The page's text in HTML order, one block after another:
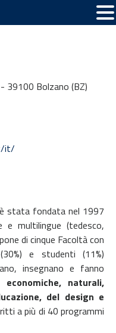
39100 Bolzano (BZ)
it/
è stata fondata nel 1997
e multilingue (tedesco,
di cinque Facoltà con
e studenti (11%)
insegnano e fanno
economiche, naturali,
del design e
a più di 40 programmi